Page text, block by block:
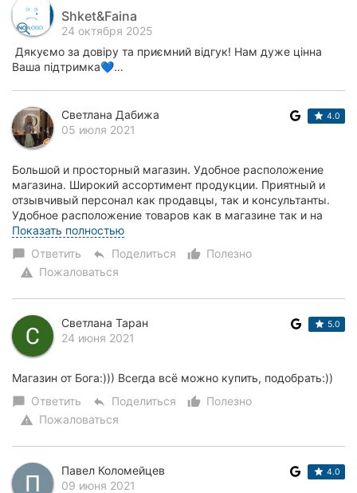
Shket&Faina
24 октября 2025
Дякуємо за довіру та приємний відгук! Нам дуже цінна
Ваша підтримка💙…
Светлана Дабижа
05 июля 2021
4.0
Большой и просторный магазин. Удобное расположение
магазина. Широкий ассортимент продукции. Приятный и
отзывчивый персонал как продавцы, так и консультанты.
Удобное расположение товаров как в магазине так и на
полках. Единственный момент, это то что...
Показать полностью
chat_bubble Ответить reply Поделиться thumb_up_alt
Полезно
warning Пожаловаться
Светлана Таран
24 июня 2021
5.0
Магазин от Бога:))) Всегда всё можно купить, подобрать:))
chat_bubble Ответить reply Поделиться thumb_up_alt
Полезно
warning Пожаловаться
Павел Коломейцев
09 июня 2021
4.0